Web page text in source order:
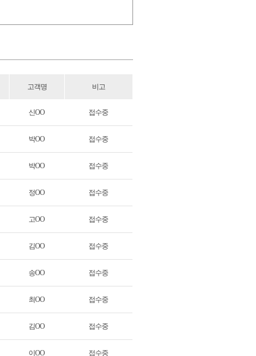
고객명 비고
신OO 접수중
박OO 접수중
박OO 접수중
정OO 접수중
고OO 접수중
김OO 접수중
송OO 접수중
최OO 접수중
김OO 접수중
이OO 접수중